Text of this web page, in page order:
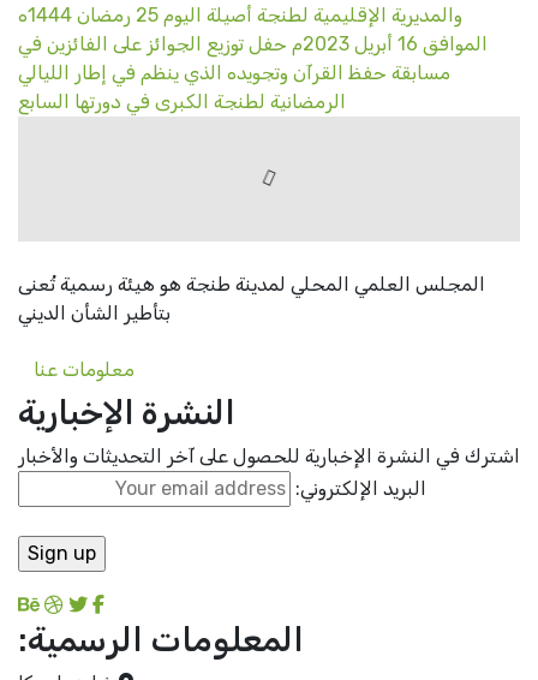
والمديرية الإقليمية لطنجة أصيلة اليوم 25 رمضان 1444ه
الموافق 16 أبريل 2023م حفل توزيع الجوائز على الفائزين في
مسابقة حفظ القرآن وتجويده الذي ينظم في إطار الليالي
الرمضانية لطنجة الكبرى في دورتها السابع
المجلس العلمي المحلي لمدينة طنجة هو هيئة رسمية تُعنى
بتأطير الشأن الديني
معلومات عنا
النشرة الإخبارية
اشترك في النشرة الإخبارية للحصول على آخر التحديثات والأخبار
البريد الإلكتروني:
المعلومات الرسمية: